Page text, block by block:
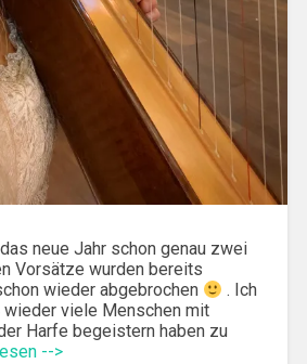
neue Jahr schon genau zwei
Vorsätze wurden bereits
wieder abgebrochen
. Ich
wieder viele Menschen mit
Harfe begeistern haben zu
-->